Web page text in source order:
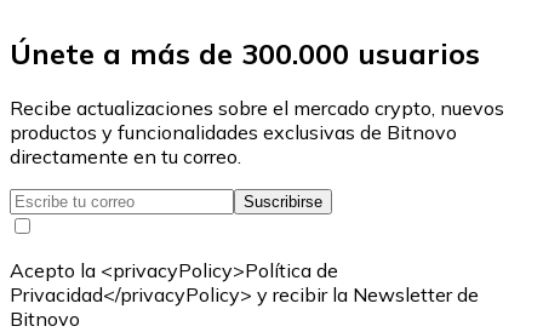
Únete a más de 300.000 usuarios
Recibe actualizaciones sobre el mercado crypto, nuevos
productos y funcionalidades exclusivas de Bitnovo
directamente en tu correo.
Suscribirse
Acepto la <privacyPolicy>Política de
Privacidad</privacyPolicy> y recibir la Newsletter de
Bitnovo